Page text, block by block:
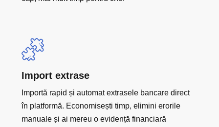
Import extrase
Importă rapid și automat extrasele bancare direct
în platformă. Economisești timp, elimini erorile
manuale și ai mereu o evidență financiară